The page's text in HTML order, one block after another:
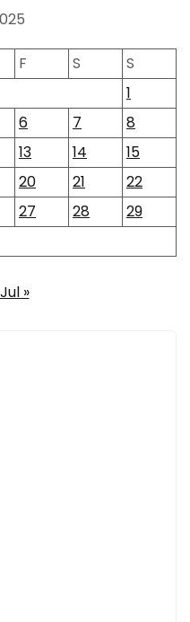
F S
S
1
6 7
8
13 14
15
20 21
22
27 28
29
Jul »